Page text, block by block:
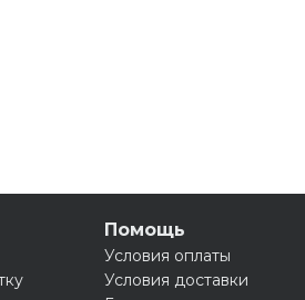
Помощь
Условия оплаты
Условия доставки